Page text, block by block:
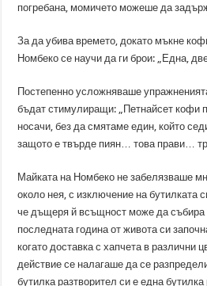
погребана, момичето можеше да
За да убива времето, докато мъкне
Номбеко се научи да ги брои: „Една,
Постепенно усложняваше
бъдат стимулиращи: „Петнайсет кофи
носачи, без да смятаме един, който
защото е твърде пиян… това прави…
Майката на Номбеко не забелязваше
около нея, с изключение на бутилката
че дъщеря й всъщност може да събира
последната година от живота си
когато доставка с хапчета в различни
действие се налагаше да се
бутилка разтворител си е една